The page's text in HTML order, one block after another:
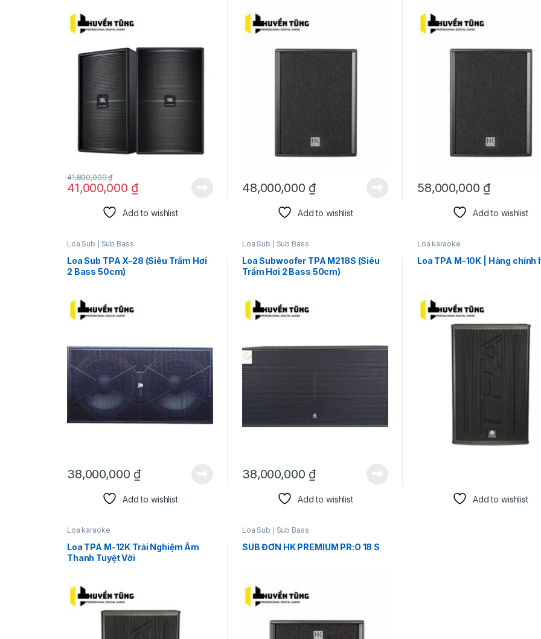
41,000,000 ₫
41,800,000₫
Add to wishlist
48,000,000 ₫
Add to wishlist
58,000,000 ₫
Add to wishlist
Loa Sub | Sub Bass
Loa Sub TPA X-28 (Siêu Trầm Hơi
2 Bass 50cm)
38,000,000 ₫
Add to wishlist
Loa Sub | Sub Bass
Loa Subwoofer TPA M218S (Siêu
Trầm Hơi 2 Bass 50cm)
38,000,000 ₫
Add to wishlist
Loa karaoke
Loa TPA M-10K | Hàng chính
Add to wishlist
Loa karaoke
Loa TPA M-12K Trải Nghiệm Âm
Thanh Tuyệt Vời
Loa Sub | Sub Bass
SUB ĐƠN HK PREMIUM PR:O 18 S